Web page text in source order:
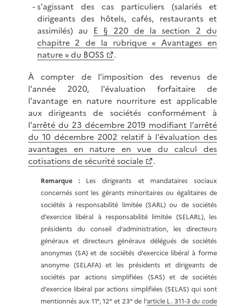
s'agissant des cas particuliers (salariés et
dirigeants des hôtels, cafés, restaurants et
assimilés) au E § 220 de la section 2 du
chapitre 2 de la rubrique « Avantages en
nature » du BOSS
.
À compter de l'imposition des revenus de
l'année 2020, l'évaluation forfaitaire de
l'avantage en nature nourriture est applicable
aux dirigeants de sociétés conformément à
l'arrêté du 23 décembre 2019 modifiant l'arrêté
du 10 décembre 2002 relatif à l'évaluation des
avantages en nature en vue du calcul des
cotisations de sécurité sociale
.
Remarque : Les dirigeants et mandataires sociaux
concernés sont les gérants minoritaires ou égalitaires de
sociétés à responsabilité limitée (SARL) ou de sociétés
d'exercice libéral à responsabilité limitée (SELARL), les
présidents du conseil d'administration, les directeurs
généraux et directeurs généraux délégués de sociétés
anonymes (SA) et de sociétés d'exercice libéral à forme
anonyme (SELAFA) et les présidents et dirigeants de
sociétés par actions simplifiées (SAS) et de sociétés
d'exercice libéral par actions simplifiées (SELAS) qui sont
mentionnés aux 11°, 12° et 23° de l'article L. 311-3 du code